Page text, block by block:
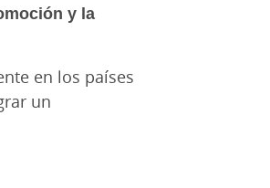
y la
en los países
un